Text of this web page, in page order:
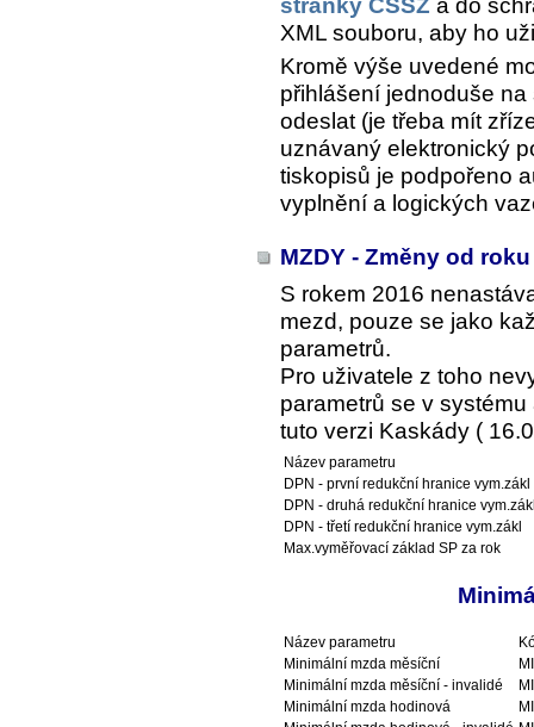
stránky ČSSZ a do
XML souboru, aby ho
Kromě výše uvedené
přihlášení jednoduše
odeslat (je třeba mít
uznávaný elektronický
tiskopisů je podpořeno
vyplnění a logických
MZDY - Změny od
S rokem 2016
mezd, pouze se jako
parametrů.
Pro uživatele z toho
parametrů se v
tuto verzi Kaskády (
Název parametru
DPN - první redukční hranice vym.zákl
DPN - druhá redukční hranice
DPN - třetí redukční hranice vym.zákl
Max.vyměřovací základ SP za rok
Název parametru
Minimální mzda měsíční
Minimální mzda měsíční - invalidé
Minimální mzda hodinová